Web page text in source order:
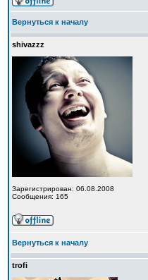
Вернуться к началу
shivazzz
Зарегистрирован: 06.08.2008
Сообщения: 165
Вернуться к началу
trofi